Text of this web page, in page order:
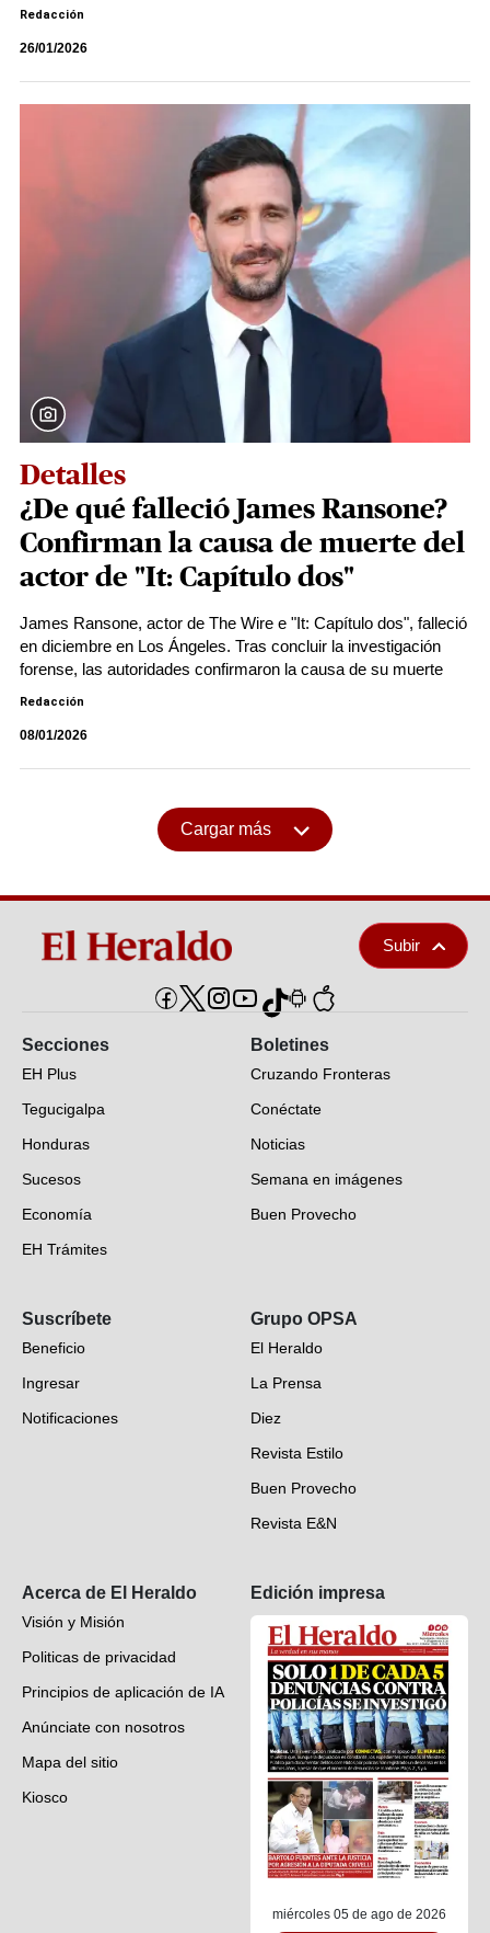
Redacción
26/01/2026
Detalles
¿De qué falleció James Ransone?
Confirman la causa de muerte del
actor de "It: Capítulo dos"
James Ransone, actor de The Wire e "It: Capítulo dos", falleció
en diciembre en Los Ángeles. Tras concluir la investigación
forense, las autoridades confirmaron la causa de su muerte
Redacción
08/01/2026
Cargar más
Subir
Secciones
EH Plus
Tegucigalpa
Honduras
Sucesos
Economía
EH Trámites
EH Verifica
Fotogalerías
Deportes
Videos
Boletines
Cruzando Fronteras
Conéctate
Noticias
Semana en imágenes
Buen Provecho
Suscríbete
Beneficio
Ingresar
Notificaciones
Grupo OPSA
El Heraldo
La Prensa
Diez
Revista Estilo
Buen Provecho
Revista E&N
Acerca de El Heraldo
Visión y Misión
Politicas de privacidad
Principios de aplicación de IA
Anúnciate con nosotros
Mapa del sitio
Kiosco
Edición impresa
miércoles 05 de ago de 2026